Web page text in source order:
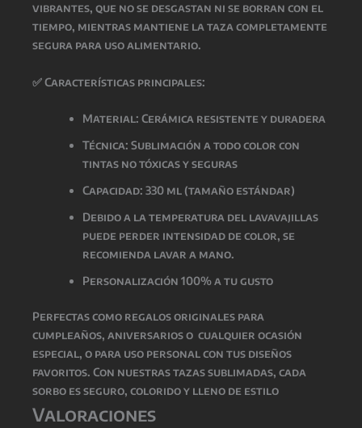
vibrantes, que no se desgastan ni se borran con el
tiempo, mientras mantiene la taza completamente
segura para uso alimentario.
✅Características principales:
Material: Cerámica resistente y duradera
Técnica: Sublimación a todo color con
tintas no tóxicas y seguras
Capacidad: 330 ml (tamaño estándar)
Debido a la temperatura del lavavajillas
puede perder intensidad de color, se
recomienda lavar a mano.
Personalización 100% a tu gusto
Perfectas como regalos originales para
cumpleaños, aniversarios o cualquier ocasión
especial, o para uso personal con tus diseños
favoritos. Con nuestras tazas sublimadas, cada
sorbo es seguro, colorido y lleno de estilo
Valoraciones